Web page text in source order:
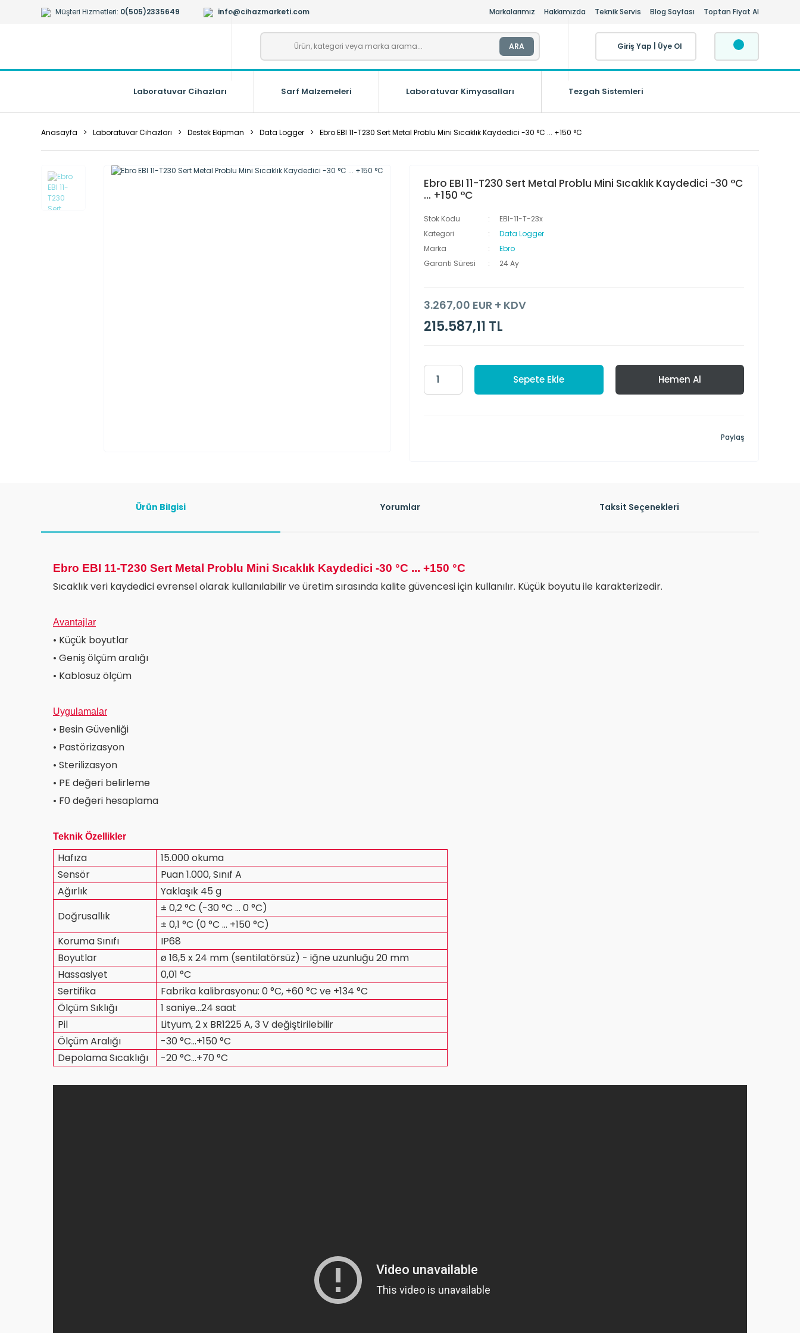
Müşteri Hizmetleri: 0(505)2335649 info@cihazmarketi.com Markalarımız Hakkımızda Teknik Servis Blog Sayfası Toptan Fiyat Al
ARA Giriş Yap Üye Ol
Laboratuvar Cihazları Sarf Malzemeleri Laboratuvar Kimyasalları Tezgah Sistemleri
Anasayfa Laboratuvar Cihazları Destek Ekipman Data Logger Ebro EBI 11-T230 Sert Metal Problu Mini Sıcaklık Kaydedici -30 °C ... +150 °C
Ebro EBI 11-T230 Sert Metal Problu Mini Sıcaklık Kaydedici -30 °C
... +150 °C
Stok Kodu
EBI-11-T-23x
Kategori
Data Logger
Marka
Ebro
Garanti Süresi
24 Ay
3.267,00 EUR + KDV
215.587,11 TL
Sepete Ekle Hemen Al
Paylaş
Ürün Bilgisi Yorumlar Taksit Seçenekleri
Ebro EBI 11-T230 Sert Metal Problu Mini Sıcaklık Kaydedici -30 °C ... +150 °C
Sıcaklık veri kaydedici evrensel olarak kullanılabilir ve üretim sırasında kalite güvencesi için kullanılır. Küçük boyutu ile karakterizedir.
Avantajlar
• Küçük boyutlar
• Geniş ölçüm aralığı
• Kablosuz ölçüm
Uygulamalar
• Besin Güvenliği
• Pastörizasyon
• Sterilizasyon
• PE değeri belirleme
• F0 değeri hesaplama
Teknik Özellikler
Hafıza
15.000 okuma
Sensör
Puan 1.000, Sınıf A
Ağırlık
Yaklaşık 45 g
Doğrusallık
± 0,2 °C (-30 °C … 0 °C)
± 0,1 °C (0 °C ... +150 °C)
Koruma Sınıfı
IP68
Boyutlar
ø 16,5 x 24 mm (sentilatörsüz) - iğne uzunluğu 20 mm
Hassasiyet
0,01 °C
Sertifika
Fabrika kalibrasyonu: 0 °C, +60 °C ve +134 °C
Ölçüm Sıklığı
1 saniye…24 saat
Pil
Lityum, 2 x BR1225 A, 3 V değiştirilebilir
Ölçüm Aralığı
-30 °C...+150 °C
Depolama Sıcaklığı
-20 °C...+70 °C